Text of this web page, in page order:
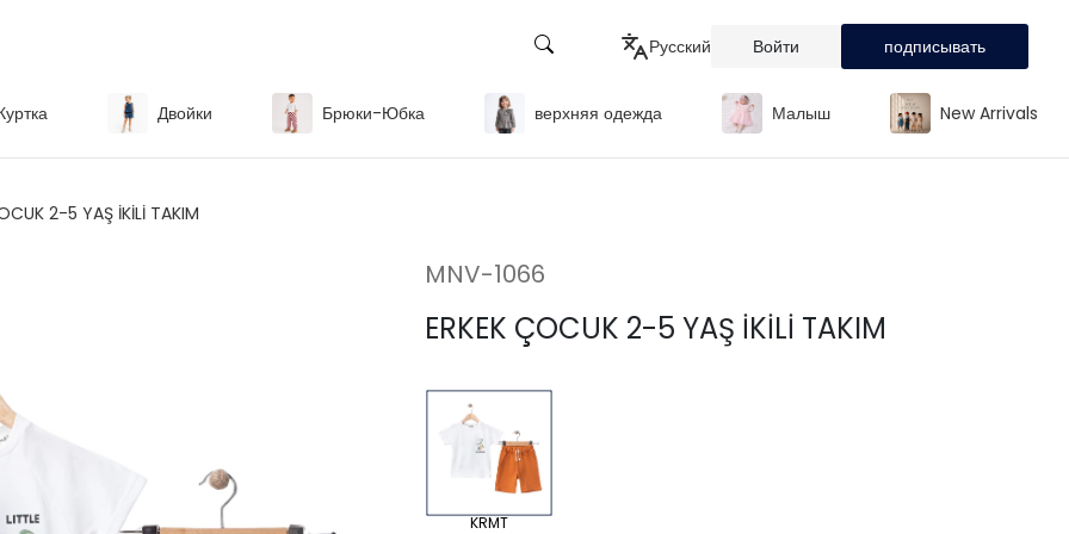
Русский Войти подписывать
Двойки Брюки-Юбка верхняя одежда Малыш New Arrivals
2-5 YAŞ İKİLİ TAKIM
MNV-1066
ERKEK ÇOCUK 2-5 YAŞ İKİLİ TAKIM
KRMT